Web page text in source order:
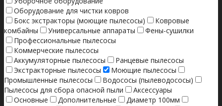
Оборудование для чистки ковров
Бокс экстракторы (моющие пылесосы)
Ковровые
комбайны
Универсальные аппараты
Фены-сушилки
Профессиональные пылесосы
Коммерческие пылесосы
Аккумуляторные пылесосы
Ранцевые пылесосы
Экстракторные пылесосы
Моющие пылесосы
Промышленные пылесосы
Водососы (пылеводососы)
Пылесосы для сбора опасной пыли
Аксессуары
Основные
Дополнительные
Диаметр 100мм